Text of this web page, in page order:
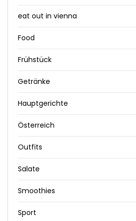
eat out in vienna
Food
Frühstück
Getränke
Hauptgerichte
Österreich
Outfits
Salate
Smoothies
Sport